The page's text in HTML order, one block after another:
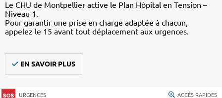
Le CHU de Montpellier active le Plan Hôpital en Tension –
Niveau 1.
Pour garantir une prise en charge adaptée à chacun,
appelez le 15 avant tout déplacement aux urgences.
EN SAVOIR PLUS
URGENCES ACCÈS RAPIDES